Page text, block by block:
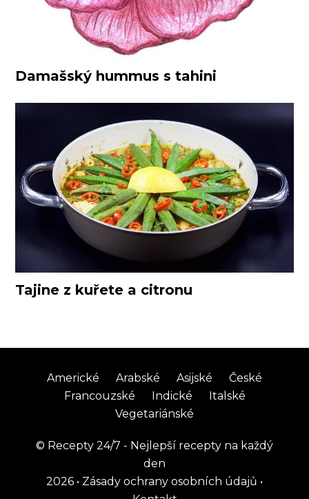
Damašský hummus s tahini
Tajine z kuřete a citronu
Americké Arabské Asijské
České
Francouzské
Indické
Italské
Vegetariánské
© Recepty 24/7 - Nejlepší recepty na každý
den
2026 • Zásady ochrany osobních údajů •